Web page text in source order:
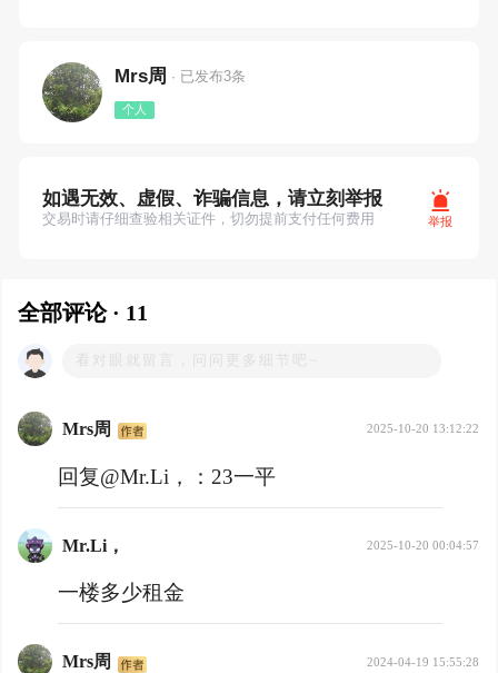
Mrs周 · 已发布3条
个人
如遇无效、虚假、诈骗信息，请立刻举报
交易时请仔细查验相关证件，切勿提前支付任何费用 举报
全部评论 · 11
Mrs周 2025-10-20 13:12:22
回复@Mr.Li，： 23一平
Mr.Li， 2025-10-20 00:04:57
一楼多少租金
Mrs周 2024-04-19 15:55:28